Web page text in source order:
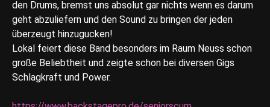
den Drums, bremst uns absolut gar nichts wenn es darum
geht abzuliefern und den Sound zu bringen der jeden
überzeugt hinzugucken!
Lokal feiert diese Band besonders im Raum Neuss schon
große Beliebtheit und zeigte schon bei diversen Gigs
Schlagkraft und Power.